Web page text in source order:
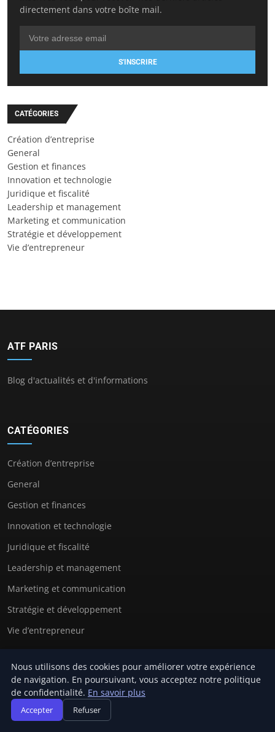
directement dans votre boîte mail.
S'INSCRIRE
CATÉGORIES
Création d’entreprise
General
Gestion et finances
Innovation et technologie
Juridique et fiscalité
Leadership et management
Marketing et communication
Stratégie et développement
Vie d’entrepreneur
ATF PARIS
Blog d'actualités et d'informations
CATÉGORIES
Création d’entreprise
General
Gestion et finances
Innovation et technologie
Juridique et fiscalité
Leadership et management
Marketing et communication
Stratégie et développement
Vie d’entrepreneur
LIENS UTILES
Contact
Nous utilisons des cookies pour améliorer votre expérience
de navigation. En poursuivant, vous acceptez notre politique
de confidentialité. En savoir plus
Accepter Refuser